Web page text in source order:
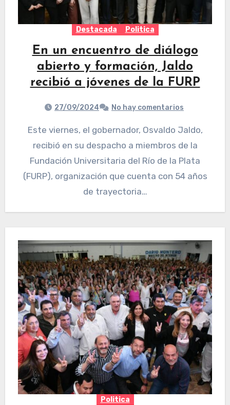
Destacada Politica
En un encuentro de diálogo
abierto y formación, Jaldo
recibió a jóvenes de la FURP
27/09/2024 No hay comentarios
Este viernes, el gobernador, Osvaldo Jaldo,
recibió en su despacho a miembros de la
Fundación Universitaria del Río de la Plata
(FURP), organización que cuenta con 54 años
de trayectoria…
Politica